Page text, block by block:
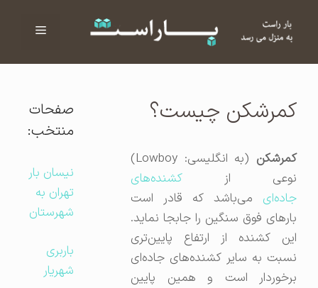
فهرست
کمرشکن چیست؟
کمرشکن(به انگلیسی:Lowboy
)
نوعی از
کشنده‌های
جاده‌ایمی‌باشد که قادر است
بارهای فوق سنگین را جابجا نماید.
این کشنده از ارتفاع پایین‌تری
نسبت به سایر کشنده‌های جاده‌ای
برخوردار است و همین پایین
صفحات
منتخب:
نیسان بار
تهران به
شهرستان
باربری
شهریار